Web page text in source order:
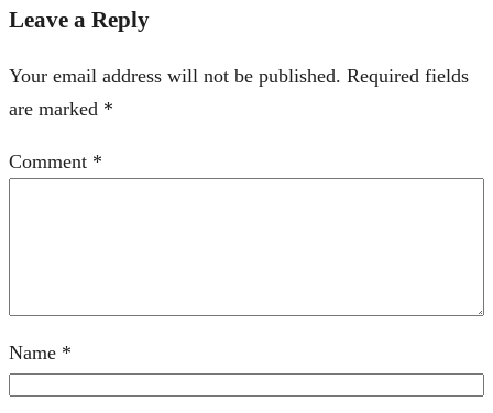
Leave a Reply
Your email address will not be published. Required fields
are marked *
Comment *
Name *